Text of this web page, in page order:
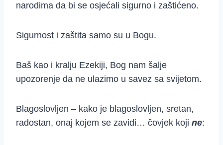
narodima da bi se osjećali sigurno i zaštićeno.
Sigurnost i zaštita samo su u Bogu.
Baš kao i kralju Ezekiji, Bog nam šalje
upozorenje da ne ulazimo u savez sa svijetom.
Blagoslovljen – kako je blagoslovljen, sretan,
radostan, onaj kojem se zavidi… čovjek koji ne: